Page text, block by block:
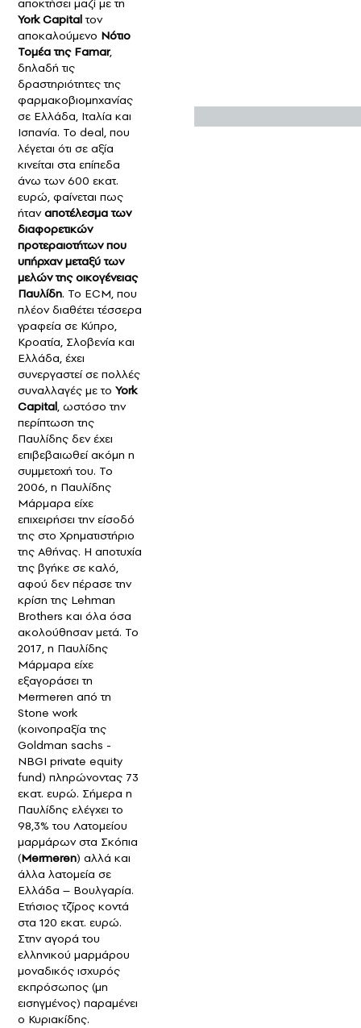
York Capitalτον
αποκαλούμενο Νότιο
Τομέα της Famar,
δηλαδή τις
δραστηριότητες της
φαρμακοβιομηχανίας
σε Ελλάδα, Ιταλία και
Ισπανία. Το deal, που
λέγεται ότι σε αξία
κινείται στα επίπεδα
άνω των 600 εκατ.
ευρώ, φαίνεται πως
ήταναποτέλεσμα των
διαφορετικών
προτεραιοτήτων που
υπήρχαν μεταξύ των
μελών της οικογένειας
Παυλίδη. Το ECM, που
πλέον διαθέτει τέσσερα
γραφεία σε Κύπρο,
Κροατία, Σλοβενία και
Ελλάδα, έχει
συνεργαστεί σε πολλές
συναλλαγές με το York
Capital, ωστόσο την
περίπτωση της
Παυλίδης δεν έχει
επιβεβαιωθεί ακόμη η
συμμετοχή του. Το
2006, η Παυλίδης
Μάρμαρα είχε
επιχειρήσει την είσοδό
της στο Χρηματιστήριο
της Αθήνας. Η αποτυχία
της βγήκε σε καλό,
αφού δεν πέρασε την
κρίση της Lehman
Brothers και όλα όσα
ακολούθησαν μετά. Το
2017, η Παυλίδης
Μάρμαρα είχε
εξαγοράσει τη
Mermeren από τη
Stone work
(κοινοπραξία της
Goldman sachs -
ΝBGI private equity
fund) πληρώνοντας 73
εκατ. ευρώ. Σήμερα η
Παυλίδης ελέγχει το
98,3% του Λατομείου
μαρμάρων στα Σκόπια
(Mermeren) αλλά και
άλλα λατομεία σε
Ελλάδα – Βουλγαρία.
Ετήσιος τζίρος κοντά
στα 120 εκατ. ευρώ.
Στην αγορά του
ελληνικού μαρμάρου
μοναδικός ισχυρός
εκπρόσωπος (μη
εισηγμένος) παραμένει
ο Κυριακίδης.